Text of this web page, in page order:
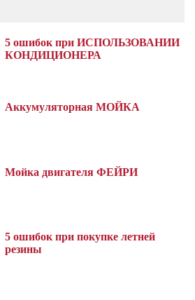
5 ошибок при ИСПОЛЬЗОВАНИИ
КОНДИЦИОНЕРА
Аккумуляторная МОЙКА
Мойка двигателя ФЕЙРИ
5 ошибок при покупке летней
резины